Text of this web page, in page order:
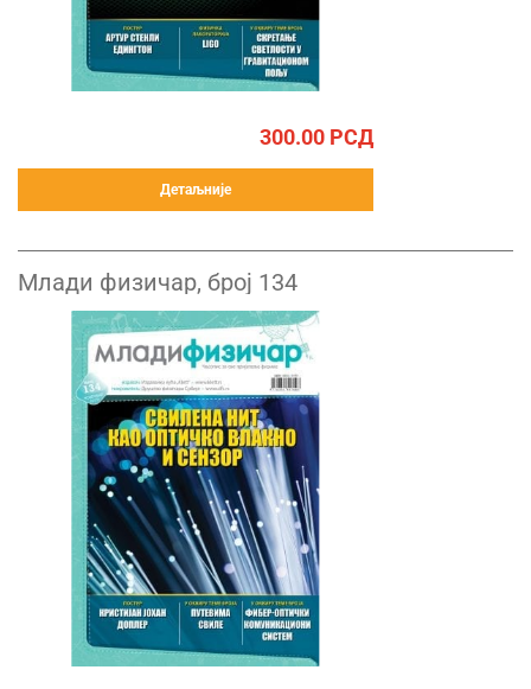
300.00 РСД
Детаљније
Млади физичар, број 134